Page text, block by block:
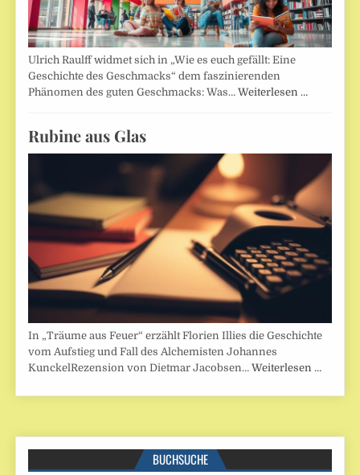
Ulrich Raulff widmet sich in „Wie es euch gefällt: Eine
Geschichte des Geschmacks“ dem faszinierenden
Phänomen des guten Geschmacks: Was…Weiterlesen …
Rubine aus Glas
In „Träume aus Feuer“ erzählt Florien Illies die Geschichte
vom Aufstieg und Fall des Alchemisten Johannes
KunckelRezension von Dietmar Jacobsen…Weiterlesen …
BUCHSUCHE